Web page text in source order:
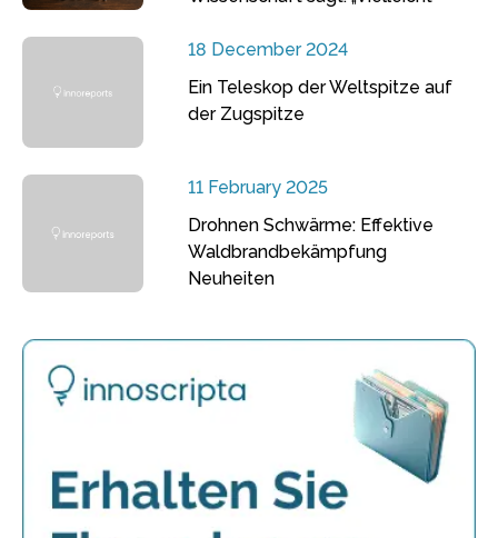
18 December 2024
Ein Teleskop der Weltspitze auf
der Zugspitze
11 February 2025
Drohnen Schwärme: Effektive
Waldbrandbekämpfung
Neuheiten